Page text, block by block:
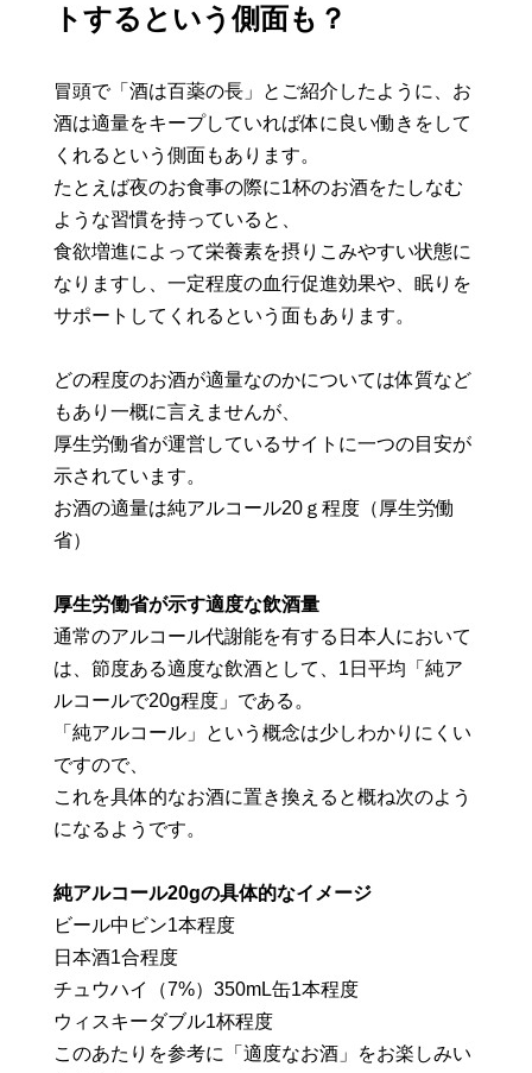
トするという側面も？
冒頭で「酒は百薬の長」とご紹介したように、お
酒は適量をキープしていれば体に良い働きをして
くれるという側面もあります。
たとえば夜のお食事の際に1杯のお酒をたしなむ
ような習慣を持っていると、
食欲増進によって栄養素を摂りこみやすい状態に
なりますし、一定程度の血行促進効果や、眠りを
サポートしてくれるという面もあります。
どの程度のお酒が適量なのかについては体質など
もあり一概に言えませんが、
厚生労働省が運営しているサイトに一つの目安が
示されています。
お酒の適量は純アルコール20ｇ程度（厚生労働
省）
厚生労働省が示す適度な飲酒量
通常のアルコール代謝能を有する日本人において
は、節度ある適度な飲酒として、1日平均「純ア
ルコールで20g程度」である。
「純アルコール」という概念は少しわかりにくい
ですので、
これを具体的なお酒に置き換えると概ね次のよう
になるようです。
純アルコール20gの具体的なイメージ
ビール中ビン1本程度
日本酒1合程度
チュウハイ（7%）350mL缶1本程度
ウィスキーダブル1杯程度
このあたりを参考に「適度なお酒」をお楽しみい